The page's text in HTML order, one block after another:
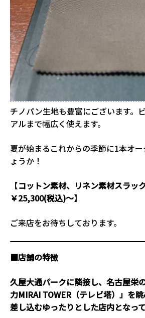
チノパン生地も豊富にございます。
アルまで幅広く使えます。
夏が始まるこれからの季節に1本オ
ょうか！
【コットン素材、リネン素材スラッ
￥25,300(税込)～】
ご来店をお待ちしております。
■店舗の特徴
久屋大通パークに隣接し、名古屋栄
力MIRAI TOWER（テレビ塔）」を
差し込むゆったりとした店内となって